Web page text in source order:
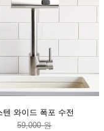
텐 와이드 폭포 수전
59,000 원